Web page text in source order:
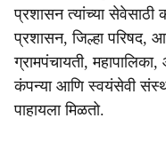
प्रशासन त्यांच्या सेवेसाठी
प्रशासन, जिल्हा परिषद,
ग्रामपंचायती,
कंपन्या आणि स्वयंसेवी
पाहायला मिळतो.